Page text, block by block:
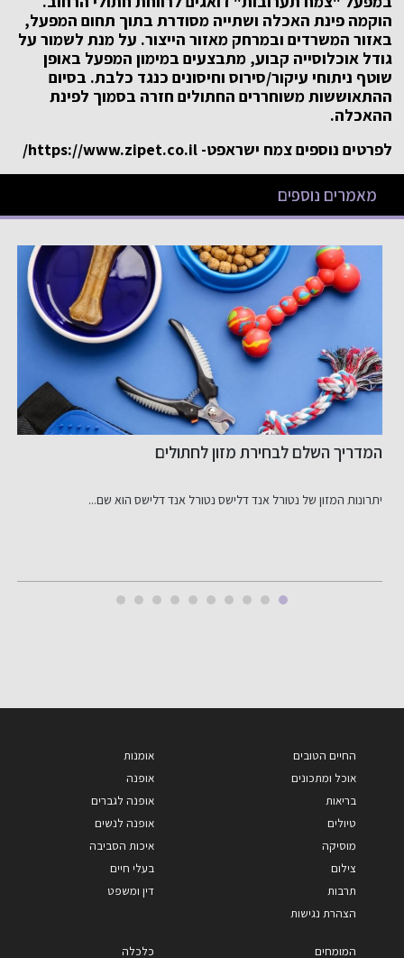
הוקמה פינת האכלה ושתייה מסודרת בתוך תחום המפעל,
באזור המשרדים ובמרחק מאזור הייצור. על מנת לשמור על
גודל אוכלוסייה קבוע, מתבצעים במימון המפעל באופן
שוטף ניתוחי עיקור/סירוס וחיסונים כנגד כלבת. בסיום
ההתאוששות משוחררים החתולים חזרה בסמוך לפינת
ההאכלה.
לפרטים נוספים צמח ישראפט- https://www.zipet.co.il/
מאמרים נוספים
המדריך השלם לבחירת מזון לחתולים
יתרונות המזון של נטורל אנד דלישס נטורל אנד דלישס הוא שם...
החיים הטובים
אוכל ומתכונים
בריאות
טיולים
מוסיקה
צילום
תרבות
הצהרת נגישות
אומנות
אופנה
אופנה לגברים
אופנה לנשים
איכות הסביבה
בעלי חיים
דין ומשפט
המומחים כלכלה